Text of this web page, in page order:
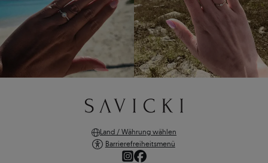
Land / Währung wählen
Barrierefreiheitsmenü